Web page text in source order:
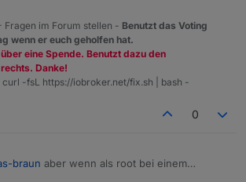
Fragen im Forum stellen - Benutzt das Voting
wenn er euch geholfen hat.
eine Spende. Benutzt dazu den
Danke!
curl -fsL https://iobroker.net/fix.sh | bash -
0
braun aber wenn als root bei einem